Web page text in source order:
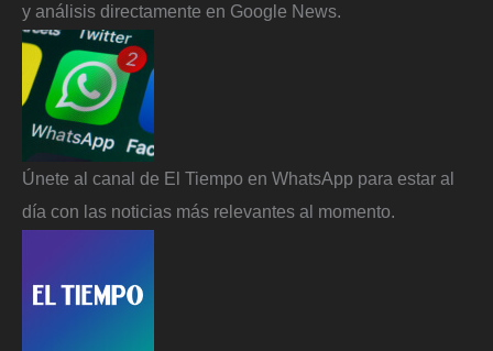
y análisis directamente en Google News.
Únete al canal de El Tiempo en WhatsApp para estar al
día con las noticias más relevantes al momento.